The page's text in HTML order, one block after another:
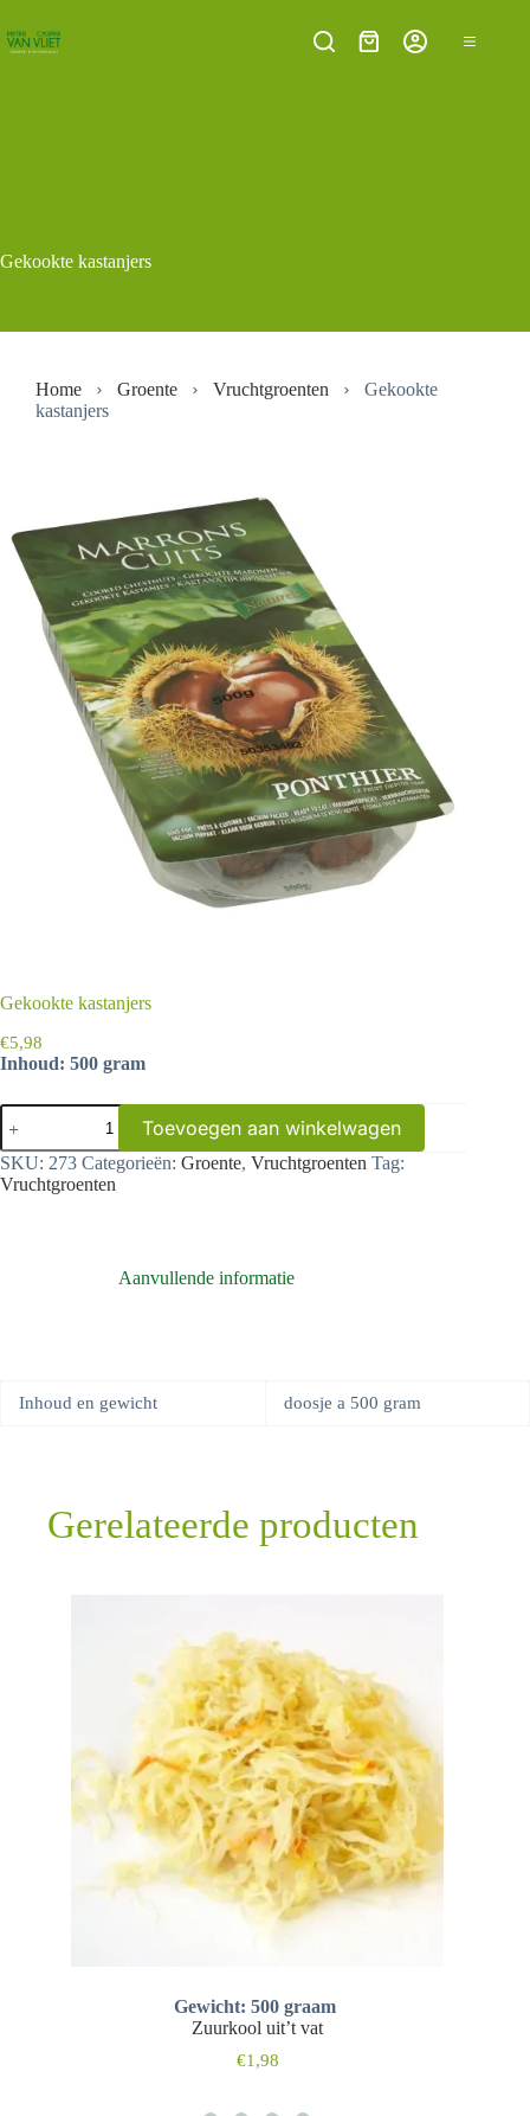
naar
de
Winkelwagen
Gekookte kastanjers
Home Groente Vruchtgroenten
Gekookte
kastanjers
Gekookte kastanjers
€5,98
Inhoud: 500 gram
Gekookte
kastanjers
aantal
Toevoegen aan winkelwagen
SKU: 273 Categorieën: Groente, Vruchtgroenten Tag:
Vruchtgroenten
Aanvullende informatie
Inhoud en gewicht doosje a 500 gram
Gerelateerde producten
Zuurkool uit’t vat
€1,98
Gewicht: 500 graam